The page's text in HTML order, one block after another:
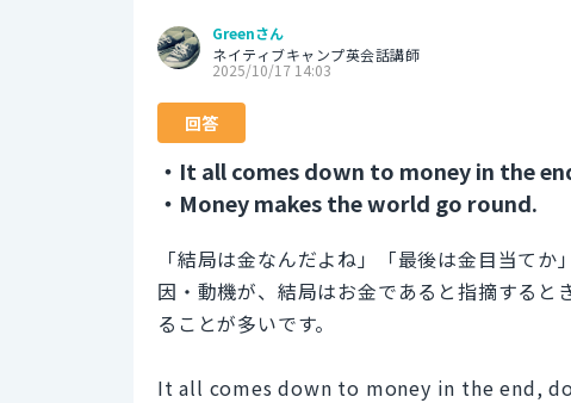
Greenさん
ネイティブキャンプ英会話講師
2025/10/17 14:03
回答
・It all comes down to money in the
・Money makes the world go round.
「結局は金なんだよね」「最後は金目当て
因・動機が、結局はお金であると指摘すると
ることが多いです。
It all comes down to money in the end,